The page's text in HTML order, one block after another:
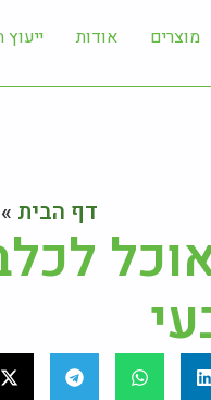
מוצרים אודות ייעוץ
דף הבית »